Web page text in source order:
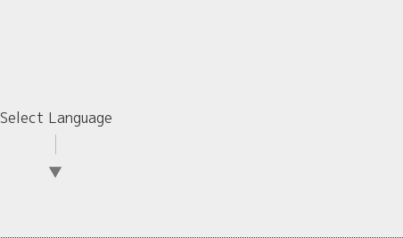
Select Language
▼